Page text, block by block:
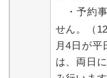
・予約
せん。（
月4日が平
は、両日